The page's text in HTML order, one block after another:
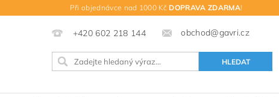
Při objednávce nad 1000 Kč DOPRAVA ZDARMA!
+420 602 218 144 obchod@gavri.cz